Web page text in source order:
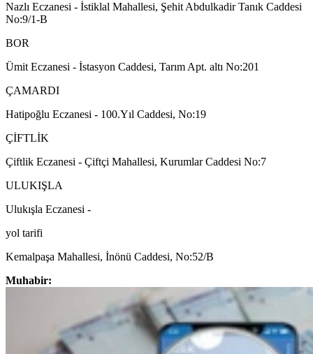
Nazlı Eczanesi - İstiklal Mahallesi, Şehit Abdulkadir Tanık Caddesi
No:9/1-B
BOR
Ümit Eczanesi - İstasyon Caddesi, Tarım Apt. altı No:201
ÇAMARDI
Hatipoğlu Eczanesi - 100.Yıl Caddesi, No:19
ÇİFTLİK
Çiftlik Eczanesi - Çiftçi Mahallesi, Kurumlar Caddesi No:7
ULUKIŞLA
Ulukışla Eczanesi -
yol tarifi
Kemalpaşa Mahallesi, İnönü Caddesi, No:52/B
Muhabir: